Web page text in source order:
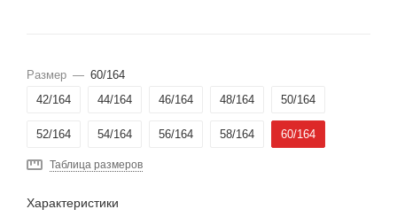
Размер — 60/164
42/164
44/164 46/164 48/164 50/164
52/164 54/164 56/164 58/164 60/164
Таблица размеров
Характеристики